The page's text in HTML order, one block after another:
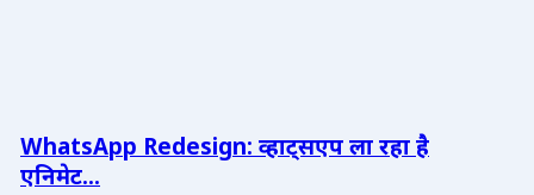
WhatsApp Redesign: व्हाट्सएप ला रहा है
एनिमेट...